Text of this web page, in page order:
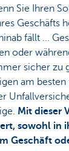
Sie Ihren
Geschäfts
fällt ...
oder
sicher zu
am
Mit dieser
sowohl in
Geschäft